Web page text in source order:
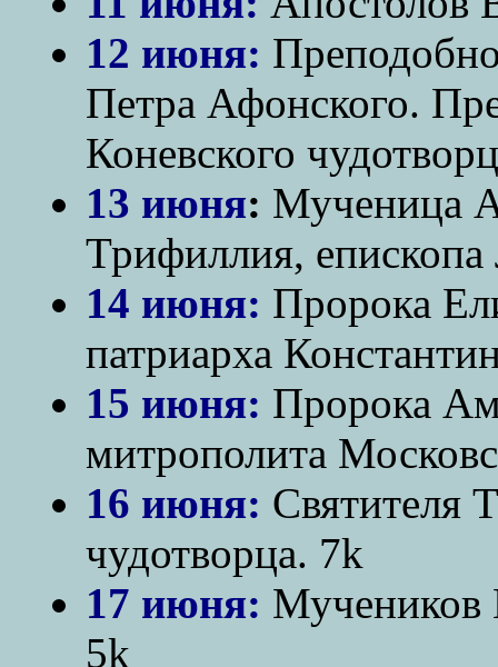
12 июня:
Петра Афонского.
Коневского
13 июня: Мученица
Трифиллия,
14 июня: Пророка
патриарха
15 июня: Пророка
митрополита
16 июня: Святителя
чудотворца. 7k
17 июня: Мучеников
5k